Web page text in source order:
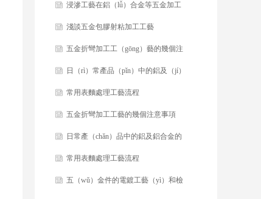
的缺陷及處（chù）理方法！
​浸滲工藝在鋁（lǚ）合金等五金加工
中的應用
​​淺談五金包膠射粘加工工藝
​五金折彎加工工（gōng）藝的幾個注
意事項
​日（rì）常產品（pǐn）中的鋁及（jí）
鋁合金的（de）表麵加工工藝（yì）
​常用表麵處理工藝流程
​五金折彎加工工藝的幾個注意事項
​​日常產（chǎn）品中的鋁及鋁合金的
（de）表麵加工工藝
​​常用表麵處理工藝流程
​五（wǔ）金件的電鍍工藝（yì）和檢